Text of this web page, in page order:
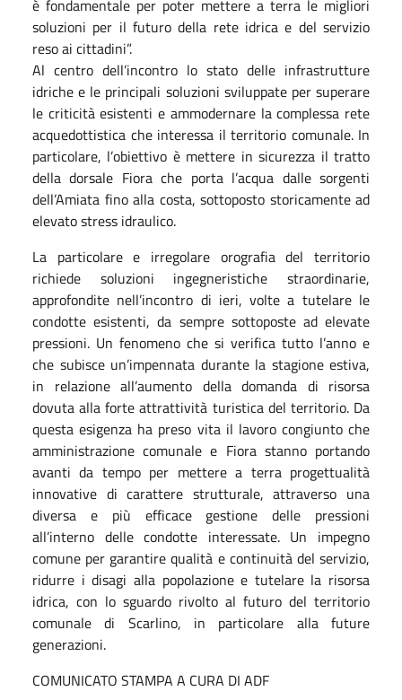
è fondamentale per poter mettere a terra le migliori
soluzioni per il futuro della rete idrica e del servizio
reso ai cittadini”.
Al centro dell’incontro lo stato delle infrastrutture
idriche e le principali soluzioni sviluppate per superare
le criticità esistenti e ammodernare la complessa rete
acquedottistica che interessa il territorio comunale. In
particolare, l’obiettivo è mettere in sicurezza il tratto
della dorsale Fiora che porta l’acqua dalle sorgenti
dell’Amiata fino alla costa, sottoposto storicamente ad
elevato stress idraulico.
La particolare e irregolare orografia del territorio
richiede soluzioni ingegneristiche straordinarie,
approfondite nell’incontro di ieri, volte a tutelare le
condotte esistenti, da sempre sottoposte ad elevate
pressioni. Un fenomeno che si verifica tutto l’anno e
che subisce un’impennata durante la stagione estiva,
in relazione all’aumento della domanda di risorsa
dovuta alla forte attrattività turistica del territorio. Da
questa esigenza ha preso vita il lavoro congiunto che
amministrazione comunale e Fiora stanno portando
avanti da tempo per mettere a terra progettualità
innovative di carattere strutturale, attraverso una
diversa e più efficace gestione delle pressioni
all’interno delle condotte interessate. Un impegno
comune per garantire qualità e continuità del servizio,
ridurre i disagi alla popolazione e tutelare la risorsa
idrica, con lo sguardo rivolto al futuro del territorio
comunale di Scarlino, in particolare alla future
generazioni.
COMUNICATO STAMPA A CURA DI ADF